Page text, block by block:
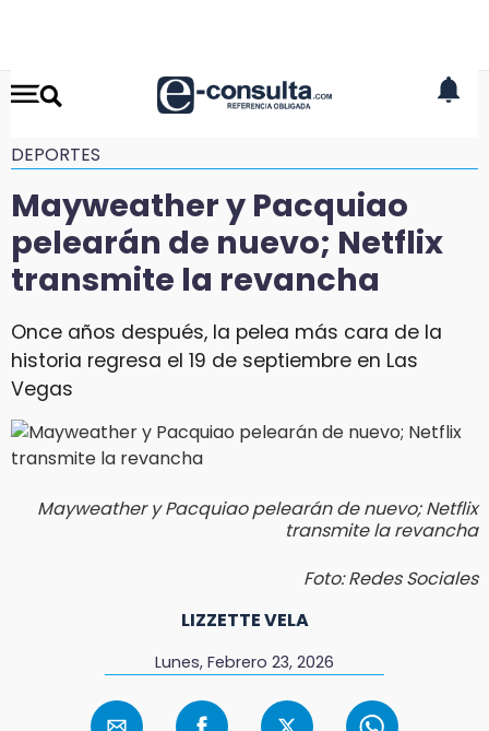
DEPORTES
Mayweather y Pacquiao
pelearán de nuevo; Netflix
transmite la revancha
Once años después, la pelea más cara de la
historia regresa el 19 de septiembre en Las
Vegas
Mayweather y Pacquiao pelearán de nuevo; Netflix
transmite la revancha
Foto: Redes Sociales
LIZZETTE VELA
Lunes, Febrero 23, 2026